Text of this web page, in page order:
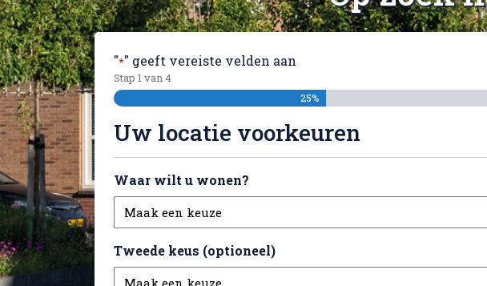
"*" geeft vereiste velden aan
Stap 1van4
25%
Uw locatie voorkeuren
Waar wilt u wonen?
Tweede keus (optioneel)